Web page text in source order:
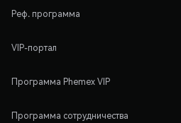
Реф. программа
VIP-портал
Программа Phemex VIP
Программа сотрудничества